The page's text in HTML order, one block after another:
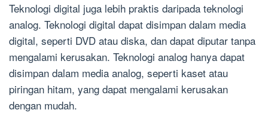
Teknologi digital juga lebih praktis daripada teknologi
analog. Teknologi digital dapat disimpan dalam media
digital, seperti DVD atau diska, dan dapat diputar tanpa
mengalami kerusakan. Teknologi analog hanya dapat
disimpan dalam media analog, seperti kaset atau
piringan hitam, yang dapat mengalami kerusakan
dengan mudah.